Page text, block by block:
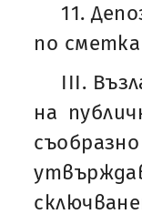
11.
по сметка
IІІ.
на